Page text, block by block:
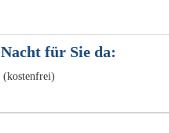
für Sie da:
(kostenfrei)